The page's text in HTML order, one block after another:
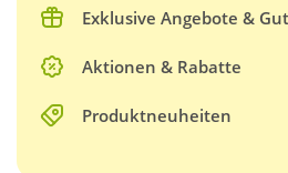
Exklusive Angebote &
Aktionen & Rabatte
Produktneuheiten